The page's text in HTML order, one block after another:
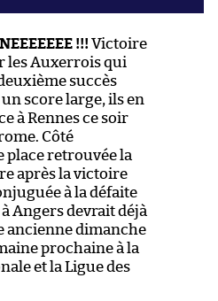
!!! Victoire
les Auxerrois qui
succès
score large, ils en
à Rennes ce soir
Côté
place retrouvée la
après la victoire
à la défaite
Angers devrait déjà
ancienne dimanche
prochaine à la
et la Ligue des